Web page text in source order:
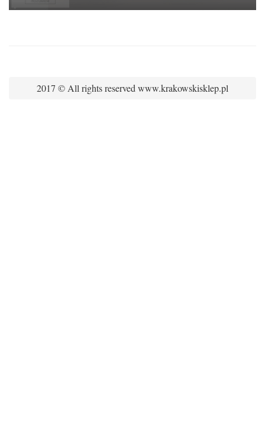
2017 © All rights reserved www.krakowskisklep.pl